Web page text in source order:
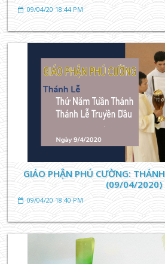
TIN TỨC GIÁO XỨ
10 gợi ý thực hành nhân ngày
09/04/20 18:44 PM
GIÁO PHẬN PHÚ CƯỜNG:
(09/04/2020)
09/04/20 18:40 PM